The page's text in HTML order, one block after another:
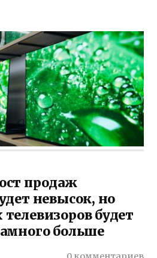
продаж
невысок, но
будет
больше